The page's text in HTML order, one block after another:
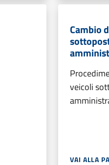
Cambio
veicoli
VAI ALLA